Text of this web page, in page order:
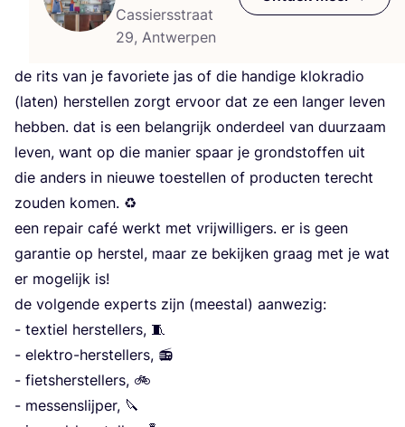
Cassiersstraat
29, Antwerpen
de rits van je favo­rie­te jas of die han­di­ge klok­ra­dio
(laten) her­stel­len zorgt ervoor dat ze een lan­ger leven
heb­ben. dat is een belang­rijk onder­deel van duur­zaam
leven, want op die manier spaar je grond­stof­fen uit
die anders in nieu­we toe­stel­len of pro­duc­ten terecht
zou­den komen. ♻️
een repair café werkt met vrij­wil­li­gers. er is geen
garan­tie op her­stel, maar ze bekij­ken graag met je wat
er moge­lijk is!
de vol­gen­de experts zijn (meest­al) aanwezig:
- tex­tiel herstellers, 🧵
- elek­tro-her­stel­lers, 📻
- fiets­her­stel­lers, 🚲
- mes­sen­slij­per, 🔪